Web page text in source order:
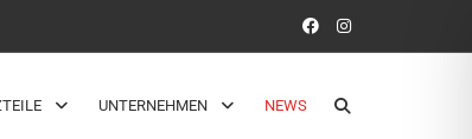
UNTERNEHMEN NEWS